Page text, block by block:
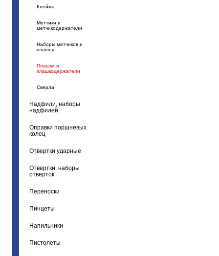
Клейма
Метчики и
метчикодержатели
Наборы метчиков и
плашек
Плашки и
плашкодержатели
Сверла
Надфили, наборы
надфилей
Оправки поршневых
колец
Отвертки ударные
Отвертки, наборы
отверток
Переноски
Пинцеты
Напильники
Пистолеты